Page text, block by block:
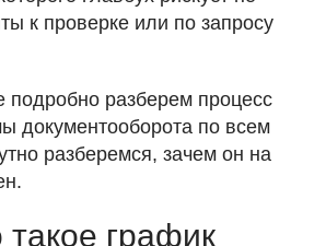
к проверке или по запросу
подробно разберем процесс
документооборота по всем
разберемся, зачем он на
такое график